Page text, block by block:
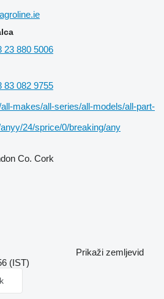
23 880 5006
83 082 9755
makes/all-series/all-models/all-part-
24/sprice/0/breaking/any
Co. Cork
Prikaži zemljevid
(IST)